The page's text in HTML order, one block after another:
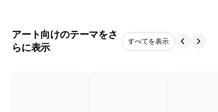
アート向けのテーマをさ
らに表示
すべてを表示